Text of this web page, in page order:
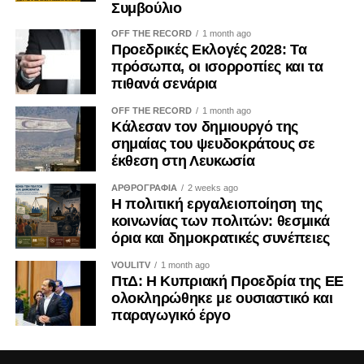
Η ψηφιακή επικοινωνία διευρύνει περαιτέρω το πεδίο της
αποσπάσματα και χορηγούμενες αναρτήσεις μπορούν να
αναπαράγουν για μεγάλο χρονικό διάστημα μια
περιορισμένη δράση, δημιουργώντας την εντύπωση
αποδοχής. Ο Κανονισμός (ΕΕ) 2024/900 για τη διαφάνεια
και τη στόχευση της πολιτικής διαφήμισης, ο οποίος
εφαρμόζεται κατά το μεγαλύτερο μέρος του από τις 10
του πολιτικού διαφημιστικού περιεχομένου και
γνωστοποίησης του χρηματοδότη. Μολονότι κάθε
ανάρτηση κοινωνικού φορέα δεν συνιστά πολιτική
κοινωνικό περιεχόμενο χρηματοδοτείται ή
επαναχρησιμοποιείται με σκοπό την εκλογική ή πολιτική
επιρροή.
Δημοκρατικές συνέπειες και
Συμβούλιο
OFF THE RECORD 1 month ago
Προεδρικές Εκλογές 2028: Τα
πρόσωπα, οι ισορροπίες και τα
πιθανά σενάρια
OFF THE RECORD 1 month ago
Κάλεσαν τον δημιουργό της
σημαίας του ψευδοκράτους σε
έκθεση στη Λευκωσία
ΑΡΘΡΟΓΡΑΦΙΑ 2 weeks ago
Η πολιτική εργαλειοποίηση της
κοινωνίας των πολιτών: θεσμικά
όρια και δημοκρατικές συνέπειες
VOULITV 1 month ago
ΠτΔ: Η Κυπριακή Προεδρία της ΕΕ
ολοκληρώθηκε με ουσιαστικό και
παραγωγικό έργο